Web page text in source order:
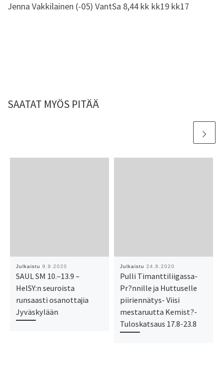
Jenna Vakkilainen (-05) VantSa 8,44 kk kk19 kk17
SAATAT MYÖS PITÄÄ
Julkaistu 9.9.2020
SAUL SM 10.–13.9 –
HelSY:n seuroista
runsaasti osanottajia
Jyväskylään
Julkaistu 24.8.2020
Pulli Timanttiliigassa-
Pr?nnille ja Huttuselle
piiriennätys- Viisi
mestaruutta Kemist?-
Tuloskatsaus 17.8-23.8